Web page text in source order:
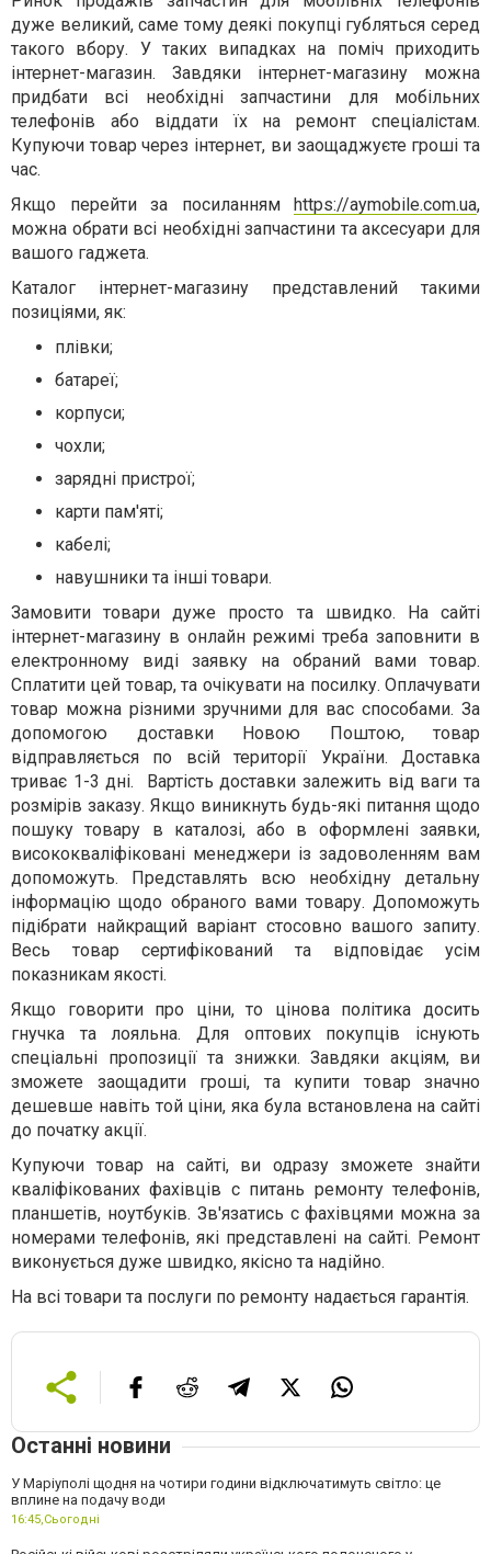
дуже великий, саме тому деякі покупці губляться серед
такого вбору. У таких випадках на поміч приходить
інтернет-магазин. Завдяки інтернет-магазину можна
придбати всі необхідні запчастини для мобільних
телефонів або віддати їх на ремонт спеціалістам.
Купуючи товар через інтернет, ви заощаджуєте гроші та
час.
Якщо перейти за посиланням https://aymobile.com.ua,
можна обрати всі необхідні запчастини та аксесуари для
вашого гаджета.
Каталог інтернет-магазину представлений такими
позиціями, як:
плівки;
батареї;
корпуси;
чохли;
зарядні пристрої;
карти пам'яті;
кабелі;
навушники та інші товари.
Замовити товари дуже просто та швидко. На сайті
інтернет-магазину в онлайн режимі треба заповнити в
електронному виді заявку на обраний вами товар.
Сплатити цей товар, та очікувати на посилку. Оплачувати
товар можна різними зручними для вас способами. За
допомогою доставки Новою Поштою, товар
відправляється по всій території України. Доставка
триває 1-3 дні. Вартість доставки залежить від ваги та
розмірів заказу. Якщо виникнуть будь-які питання щодо
пошуку товару в каталозі, або в оформлені заявки,
висококваліфіковані менеджери із задоволенням вам
допоможуть. Представлять всю необхідну детальну
інформацію щодо обраного вами товару. Допоможуть
підібрати найкращий варіант стосовно вашого запиту.
Весь товар сертифікований та відповідає усім
показникам якості.
Якщо говорити про ціни, то цінова політика досить
гнучка та лояльна. Для оптових покупців існують
спеціальні пропозиції та знижки. Завдяки акціям, ви
зможете заощадити гроші, та купити товар значно
дешевше навіть той ціни, яка була встановлена на сайті
до початку акції.
Купуючи товар на сайті, ви одразу зможете знайти
кваліфікованих фахівців с питань ремонту телефонів,
планшетів, ноутбуків. Зв'язатись с фахівцями можна за
номерами телефонів, які представлені на сайті. Ремонт
виконується дуже швидко, якісно та надійно.
На всі товари та послуги по ремонту надається гарантія.
Останні новини
У Маріуполі щодня на чотири години відключатимуть світло: це
вплине на подачу води
16:45,Сьогодні